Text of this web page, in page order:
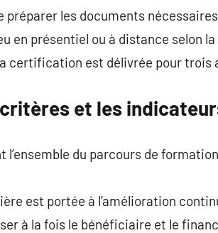
préparer les documents
en présentiel ou à distance selon
certification est délivrée pour
et les
l’ensemble du parcours de
est portée à l’amélioration
à la fois le bénéficiaire et le